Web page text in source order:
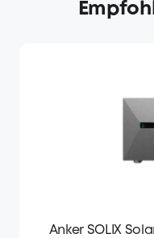
Anker SOLIX